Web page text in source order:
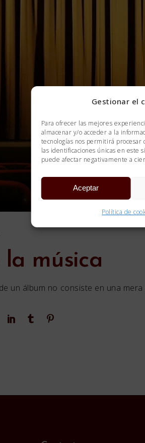
Gestionar el
Para ofrecer las mejores
almacenar y/o acceder a la
tecnologías nos permitirá procesar
las identificaciones únicas en este
puede afectar negativamente a
Aceptar
Política de
música
un álbum no consiste en una